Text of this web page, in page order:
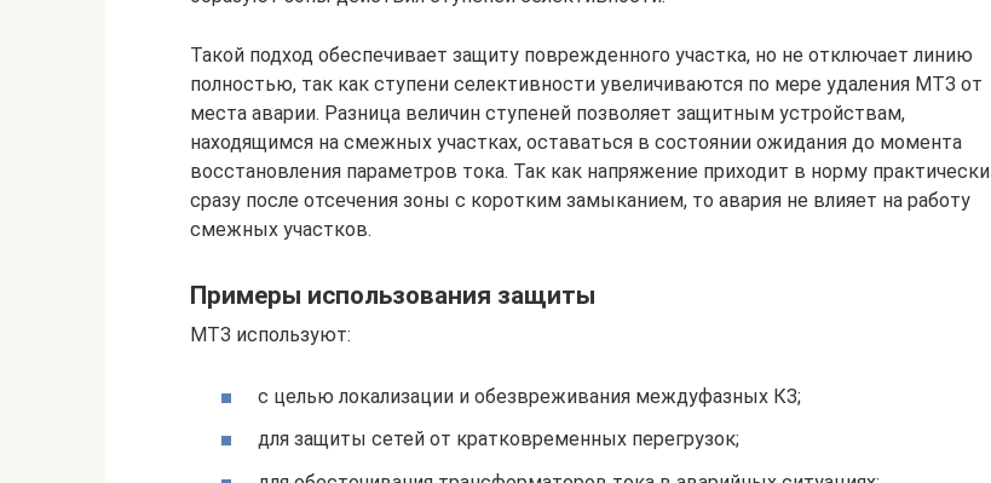
Такой подход обеспечивает защиту поврежденного участка, но не отключает линию
полностью, так как ступени селективности увеличиваются по мере удаления МТЗ от
места аварии. Разница величин ступеней позволяет защитным устройствам,
находящимся на смежных участках, оставаться в состоянии ожидания до момента
восстановления параметров тока. Так как напряжение приходит в норму практически
сразу после отсечения зоны с коротким замыканием, то авария не влияет на работу
смежных участков.
Примеры использования защиты
МТЗ используют:
с целью локализации и обезвреживания междуфазных КЗ;
для защиты сетей от кратковременных перегрузок;